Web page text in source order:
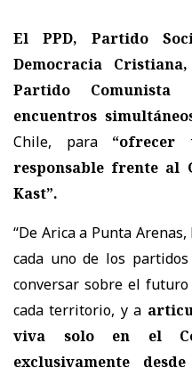
El PPD, Partido
Democracia
Partido Comunista
encuentros
Chile, para
responsable frente al
Kast”.
“De Arica a Punta
cada uno de los
conversar sobre el
cada territorio, y a
viva solo en el
exclusivamente